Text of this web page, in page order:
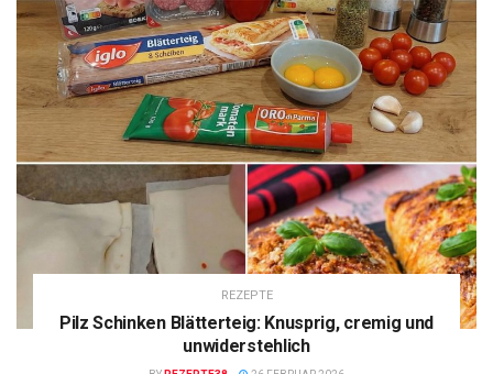
REZEPTE
Pilz Schinken Blätterteig: Knusprig, cremig und
unwiderstehlich